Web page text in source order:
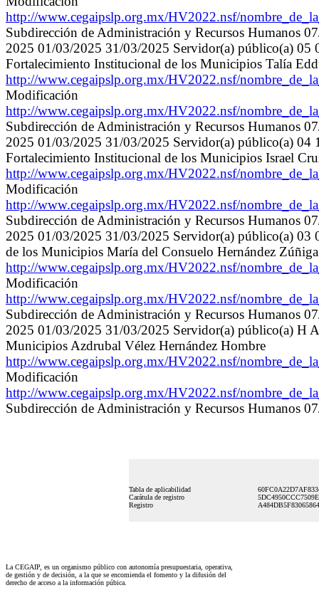
http://www.cegaipslp.org.mx/HV2022.nsf/
Subdirección de Administración y Recursos Humanos
2025 01/03/2025 31/03/2025 Servidor(a) público(a) 05
Fortalecimiento Institucional de los Municipios Talía
http://www.cegaipslp.org.mx/HV2022.nsf/
Modificación
http://www.cegaipslp.org.mx/HV2022.nsf/
Subdirección de Administración y Recursos Humanos
2025 01/03/2025 31/03/2025 Servidor(a) público(a) 04
Fortalecimiento Institucional de los Municipios Israel
http://www.cegaipslp.org.mx/HV2022.nsf/
Modificación
http://www.cegaipslp.org.mx/HV2022.nsf/
Subdirección de Administración y Recursos Humanos
2025 01/03/2025 31/03/2025 Servidor(a) público(a) 03
de los Municipios María del Consuelo Hernández
http://www.cegaipslp.org.mx/HV2022.nsf/
Modificación
http://www.cegaipslp.org.mx/HV2022.nsf/
Subdirección de Administración y Recursos Humanos
2025 01/03/2025 31/03/2025 Servidor(a) público(a) H
Municipios Azdrubal Vélez Hernández Hombre
http://www.cegaipslp.org.mx/HV2022.nsf/
Modificación
http://www.cegaipslp.org.mx/HV2022.nsf/
Subdirección de Administración y Recursos Humanos
Tabla de aplicabilidad
Carátula de registro
Registro
La CEGAIP, es un organismo público con autonomía presupuestaria, operativa,
de gestión y de decisión, a la que se encomienda el fomento y la difusión del
derecho de acceso a la información púbica.